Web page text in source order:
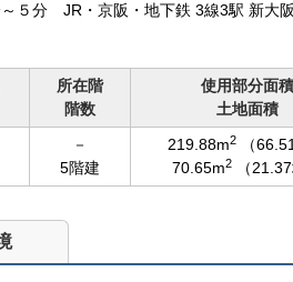
５分 JR・京阪・地下鉄 3線3駅 新大
所在階
階数
使用部分面積
土地面積
－
5階建
219.88m2
（
70.65m2 （